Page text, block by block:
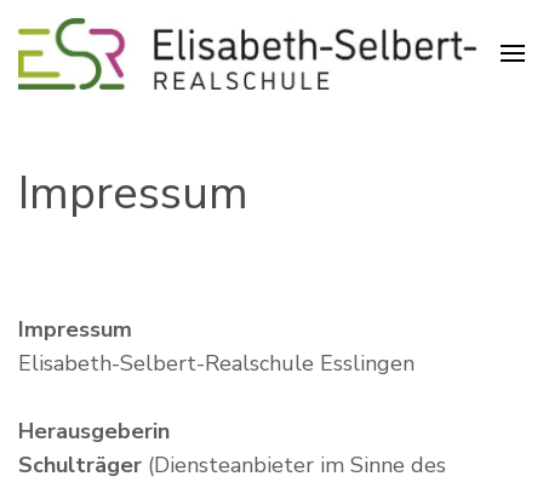
Impressum
Impressum
Elisabeth-Selbert-Realschule Esslingen
Herausgeberin
Schulträger (Diensteanbieter im Sinne des